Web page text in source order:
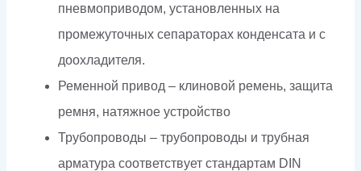
пневмоприводом, установленных на
промежуточных сепараторах конденсата и с
доохладителя.
Ременной привод – клиновой ремень, защита
ремня, натяжное устройство
Трубопроводы – трубопроводы и трубная
арматура соответствует стандартам DIN